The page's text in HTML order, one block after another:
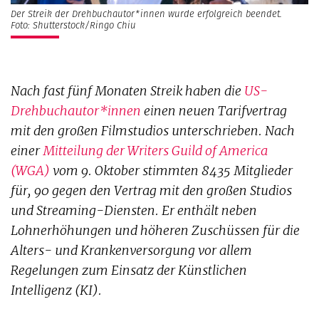
Der Streik der Drehbuchautor*innen wurde erfolgreich beendet.
Foto: Shutterstock/Ringo Chiu
Nach fast fünf Monaten Streik haben die US-
Drehbuchautor*innen einen neuen Tarifvertrag
mit den großen Filmstudios unterschrieben. Nach
einerMitteilung der Writers Guild of America
(WGA) vom 9. Oktober stimmten 8435 Mitglieder
für, 90 gegen den Vertrag mit den großen Studios
und Streaming-Diensten. Er enthält neben
Lohnerhöhungen und höheren Zuschüssen für die
Alters- und Krankenversorgung vor allem
Regelungen zum Einsatz der Künstlichen
Intelligenz (KI).